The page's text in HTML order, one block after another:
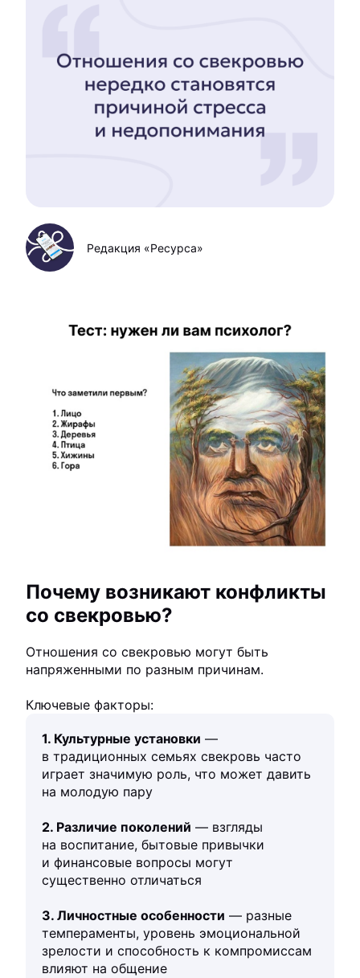
Редакция «Ресурса»
Почему возникают конфликты
со свекровью?
Отношения со свекровью могут быть
напряженными по разным причинам.
Ключевые факторы:
1. Культурные установки —
в традиционных семьях свекровь часто
играет значимую роль, что может давить
на молодую пару
2. Различие поколений — взгляды
на воспитание, бытовые привычки
и финансовые вопросы могут
существенно отличаться
3. Личностные особенности — разные
темпераменты, уровень эмоциональной
зрелости и способность к компромиссам
влияют на общение